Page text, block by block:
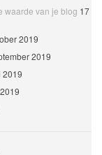
waarde van je blog 17
2019
2019
2019